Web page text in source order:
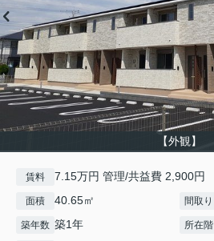
【外観】
賃料 7.15万円 管理/共益費 2,900円
面積 40.65㎡ 間取り
築年数 築1年 所在階